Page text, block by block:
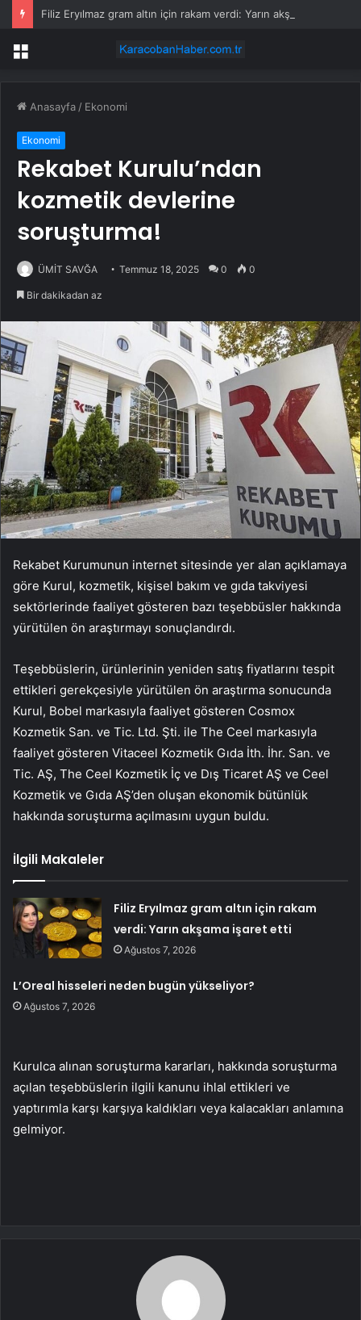
Menü
Anasayfa / Ekonomi
Ekonomi
Rekabet Kurulu’ndan
kozmetik devlerine
soruşturma!
ÜMİT SAVĞA Temmuz 18, 2025 0 0
Bir dakikadan az
Rekabet Kurumunun internet sitesinde yer alan açıklamaya
göre Kurul, kozmetik, kişisel bakım ve gıda takviyesi
sektörlerinde faaliyet gösteren bazı teşebbüsler hakkında
yürütülen ön araştırmayı sonuçlandırdı.
Teşebbüslerin, ürünlerinin yeniden satış fiyatlarını tespit
ettikleri gerekçesiyle yürütülen ön araştırma sonucunda
Kurul, Bobel markasıyla faaliyet gösteren Cosmox
Kozmetik San. ve Tic. Ltd. Şti. ile The Ceel markasıyla
faaliyet gösteren Vitaceel Kozmetik Gıda İth. İhr. San. ve
Tic. AŞ, The Ceel Kozmetik İç ve Dış Ticaret AŞ ve Ceel
Kozmetik ve Gıda AŞ’den oluşan ekonomik bütünlük
hakkında soruşturma açılmasını uygun buldu.
İlgili Makaleler
Filiz Eryılmaz gram altın için rakam
verdi: Yarın akşama işaret etti
Ağustos 7, 2026
L’Oreal hisseleri neden bugün yükseliyor?
Ağustos 7, 2026
Kurulca alınan soruşturma kararları, hakkında soruşturma
açılan teşebbüslerin ilgili kanunu ihlal ettikleri ve
yaptırımla karşı karşıya kaldıkları veya kalacakları anlamına
gelmiyor.